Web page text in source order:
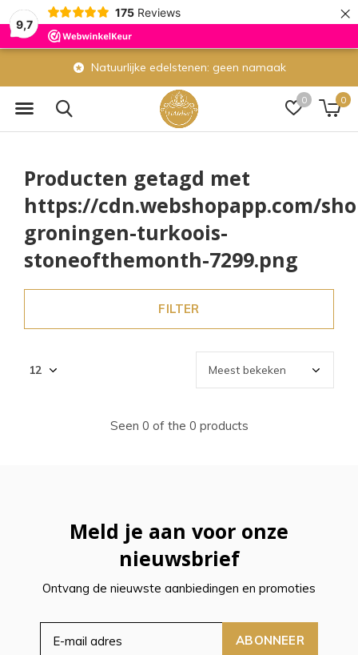
9,7
175 Reviews ×
0 0
Natuurlijke edelstenen: geen namaak
Producten getagd met
https://cdn.webshopapp.com/
groningen-turkoois-
stoneofthemonth-7299.png
FILTER
Seen 0 of the 0 products
Meld je aan voor onze
nieuwsbrief
Ontvang de nieuwste aanbiedingen en promoties
ABONNEER